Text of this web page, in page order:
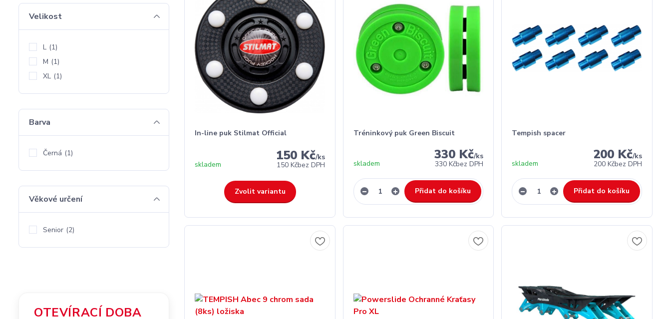
In-line puk Stilmat Official
150 Kč/ks
150 Kčbez DPH
skladem
Zvolit variantu
Tréninkový puk Green Biscuit
330 Kč/ks
330 Kčbez DPH
skladem
Přidat do košíku
Tempish spacer
200 Kč/ks
200 Kčbez DPH
skladem
Přidat do košíku
Velikost
L (1)
M (1)
XL (1)
Barva
Černá (1)
Věkové určení
Senior (2)
OTEVÍRACÍ DOBA